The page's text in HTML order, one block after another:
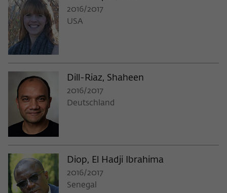
2016/2017
USA
Dill-Riaz, Shaheen
2016/2017
Deutschland
Diop, El Hadji Ibrahima
2016/2017
Senegal